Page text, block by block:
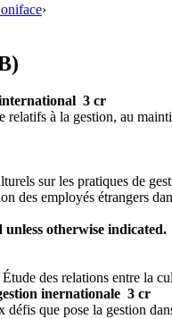
›
3 cr
à la gestion, au
sur les pratiques de
des employés étrangers
otherwise indicated.
des relations entre la
inernationale 3 cr
défis que pose la gestion